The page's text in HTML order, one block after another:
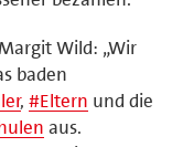
Wild: „Wir
baden
, #Eltern und die
aus.